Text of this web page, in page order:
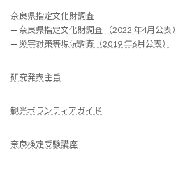
奈良県指定文化財調査
— 奈良県指定文化財調査 （2022 年4月公表）
— 災害対策等現況調査（2019 年6月公表）
研究発表主旨
観光ボランティアガイド
奈良検定受験講座